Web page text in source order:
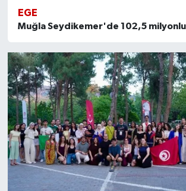
EGE
Muğla Seydikemer'de 102,5